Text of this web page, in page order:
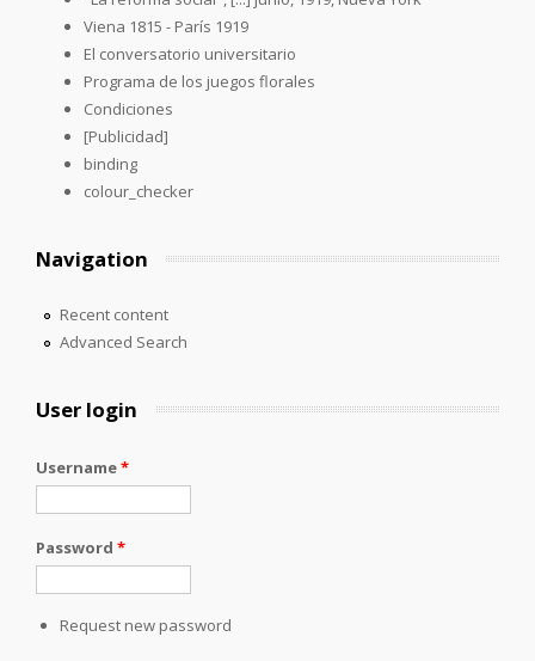
Viena 1815 - París 1919
El conversatorio universitario
Programa de los juegos florales
Condiciones
[Publicidad]
binding
colour_checker
Navigation
Recent content
Advanced Search
User login
Username*
Password *
Request new password